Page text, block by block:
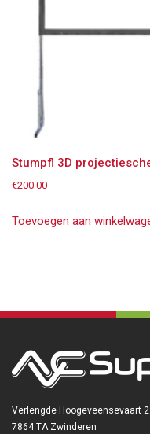
Stumpfl 3D
€200.00
Toevoegen aan
Verlengde Hoogeveensevaart
7864 TA Zwinderen